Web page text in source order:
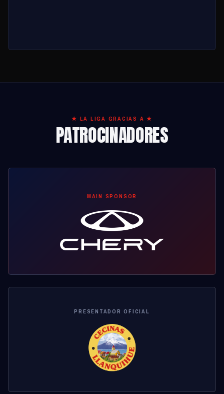
★ LA LIGA GRACIAS A ★
PATROCINADORES
MAIN SPONSOR
PRESENTADOR OFICIAL